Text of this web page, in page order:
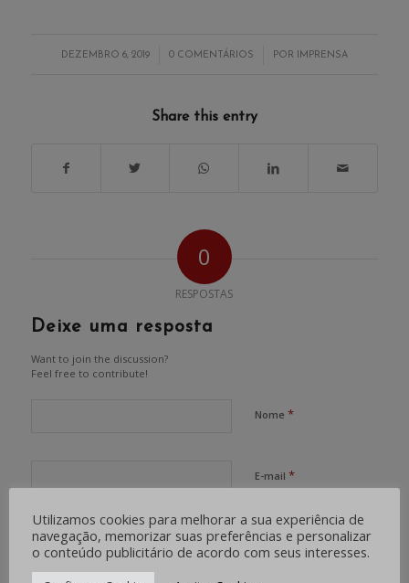
DEZEMBRO 6, 2019
/ 0 COMENTÁRIOS
/ POR IMPRENSA
Share this entry
0
RESPOSTAS
Deixe uma resposta
Want to join the discussion?
Feel free to contribute!
Nome *
E-mail *
Site
Utilizamos cookies para melhorar a sua experiência de
navegação, memorizar suas preferências e personalizar
o conteúdo publicitário de acordo com seus interesses.